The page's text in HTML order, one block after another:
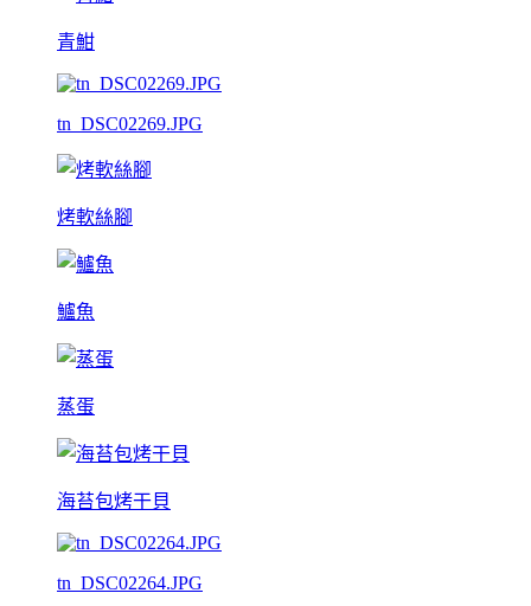
青魽
tn_DSC02269.JPG
烤軟絲腳
鱸魚
蒸蛋
海苔包烤干貝
tn_DSC02264.JPG